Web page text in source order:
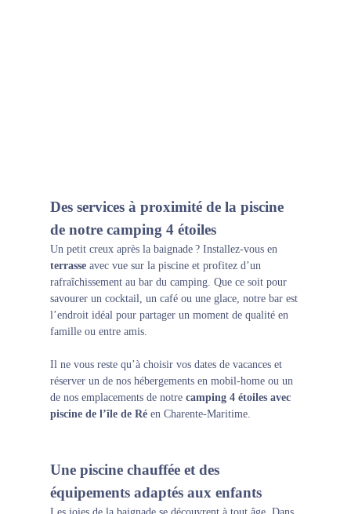
Des services à proximité de la piscine
de notre camping 4 étoiles
Un petit creux après la baignade ? Installez-vous en
terrasse avec vue sur la piscine et profitez d’un
rafraîchissement au bar du camping . Que ce soit pour
savourer un cocktail, un café ou une glace, notre bar est
l’endroit idéal pour partager un moment de qualité en
famille ou entre amis.
Il ne vous reste qu’à choisir vos dates de vacances et
réserver un de nos hébergements en mobil-home ou un
de nos emplacements de notre camping 4 étoiles avec
piscine de l’île de Ré en Charente-Maritime.
Une piscine chauffée et des
équipements adaptés aux enfants
Les joies de la baignade se découvrent à tout âge. Dans